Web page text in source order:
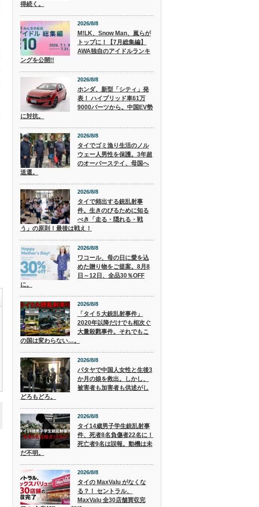
得続く。
2026/8/8
M!LK、Snow Man、嵐らが
トップに！【7月総集編】
AWA独自のアイドルランキ
ングを公開!!
2026/8/8
ホンダ、新型「シティ」発
表！ ハイブリッド車61万
9000バーツから。中国EV勢
に対抗。
2026/8/8
タイでゴミ漁り生活のノル
ウェー人男性を保護。3年超
のオーバーステイ、母国へ
送還。
2026/8/8
タイで頻出する銃乱射事
件。生きのびるために知る
べき「走る・隠れる・戦
う」の原則！最後は戦え！
2026/8/8
ワコール、母の日に愛を込
めた贈り物をご提案。8月8
日～12日、全品30％OFF
に。
2026/8/8
「タイ５大銃乱射事件」
2020年以降だけでも相次ぐ
大量殺戮事件。それでもこ
の国は変わらない…。
2026/8/8
パタヤで中国人女性と生後3
か月の娘を救出。しかし、
被害者も加害者も供述がし
どろもどろ。
2026/8/8
タイ14歳男子学生銃乱射事
件、死者8名負傷者22名に！
死亡者9名は誤報。動機は未
だ不明。
2026/8/8
タイの MaxValu がなくな
る？！ セントラル、
MaxValu 全30店舗買収完